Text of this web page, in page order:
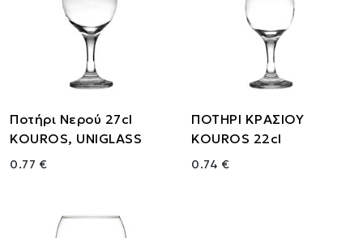
Ποτήρι Νερού 27cl
KOUROS, UNIGLASS
0.77 €
ΠΟΤΗΡΙ ΚΡΑΣΙΟΥ
KOUROS 22cl
0.74 €